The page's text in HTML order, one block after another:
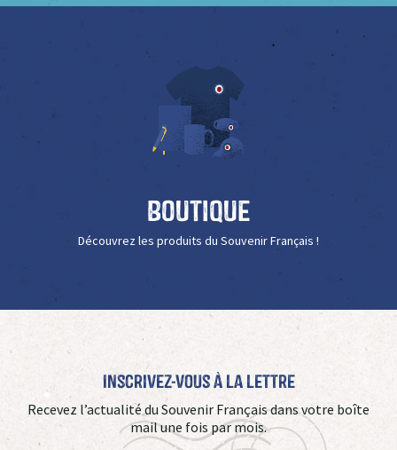
Boutique
Découvrez les produits du Souvenir Français !
Inscrivez-vous à La Lettre
Recevez l’actualité du Souvenir Français dans votre boîte
mail une fois par mois.